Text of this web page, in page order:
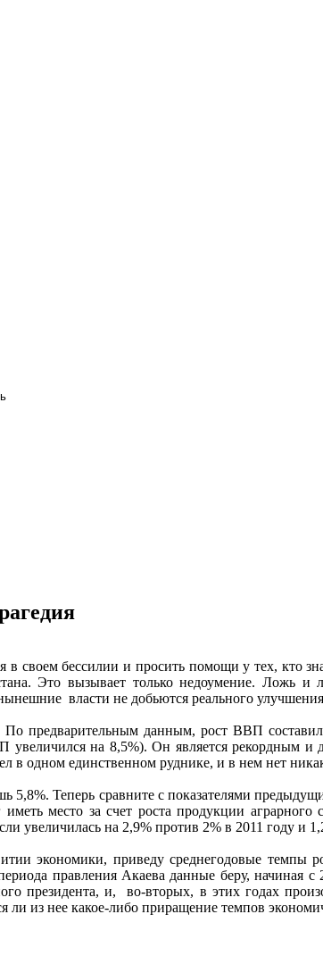
своем бессилии и просить помощи у тех, кто
Это вызывает только недоумение. Ложь и
власти не добьются реального
предварительным данным, рост ВВП
увеличился на 8,5%). Он является рекордным
одном единственном руднике, и в нем нет
5,8%. Теперь сравните с показателями
место за счет роста продукции
увеличилась на 2,9% против 2% в 2011 году и
экономики, приведу среднегодовые
правления Акаева данные беру,
президента, и, во-вторых, в этих годах
из нее какое-либо приращение темпов